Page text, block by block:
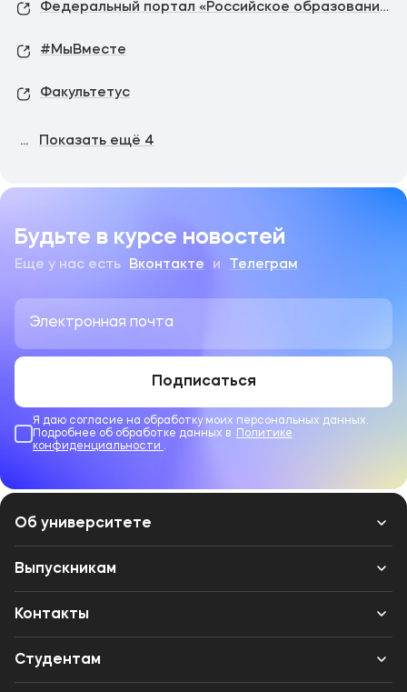
Федеральный портал «Российское образование»
#МыВместе
Факультетус
... Показать ещё 4
Будьте в курсе новостей
Еще у нас есть Вконтакте и Телеграм
Подписаться
Я даю согласие на обработку моих персональных данных.
Подробнее об обработке данных в
Политике
конфиденциальности .
Об университете
Лицензии и документы
Структура
Студентам
Выпускникам
Выпускникам
Контакты
Банковские реквизиты